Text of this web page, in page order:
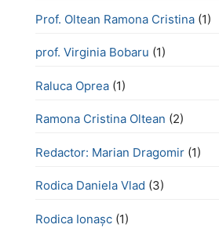
Prof. Oltean Ramona Cristina (1)
prof. Virginia Bobaru (1)
Raluca Oprea (1)
Ramona Cristina Oltean (2)
Redactor: Marian Dragomir (1)
Rodica Daniela Vlad (3)
Rodica Ionașc (1)